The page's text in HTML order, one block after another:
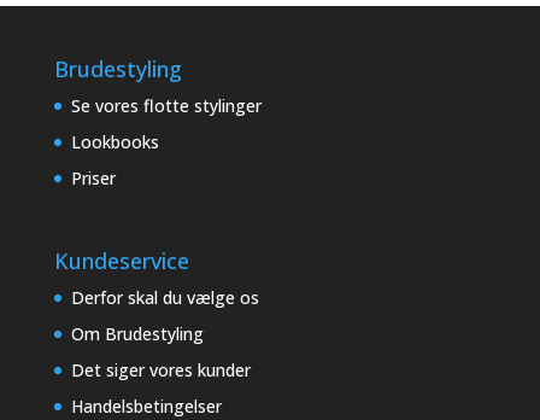
Brudestyling
Se vores flotte stylinger
Lookbooks
Priser
Kundeservice
Derfor skal du vælge os
Om Brudestyling
Det siger vores kunder
Handelsbetingelser